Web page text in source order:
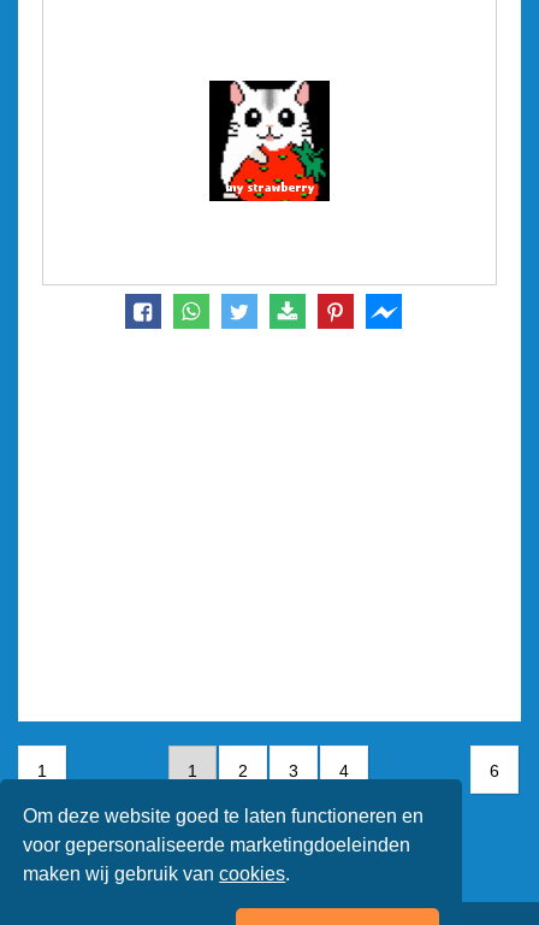
Om deze website goed te laten functioneren en
voor gepersonaliseerde marketingdoeleinden
maken wij gebruik vancookies.
1 1 2 3 4 6